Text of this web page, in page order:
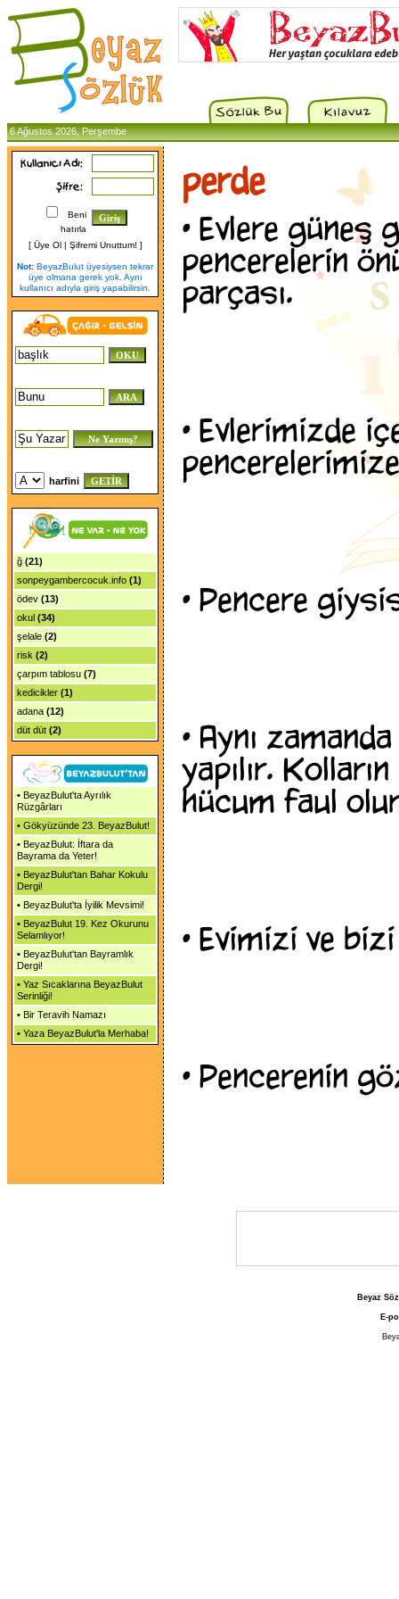
6 Ağustos 2026, Perşembe
Beni
hatırla
[ Üye Ol| Şifremi Unuttum! ]
Not: BeyazBulut üyesiysen tekrar
üye olmana gerek yok. Aynı
kullanıcı adıyla giriş yapabilirsin.
harfini
ğ (21)
sonpeygambercocuk.info (1)
ödev (13)
okul (34)
şelale (2)
risk (2)
çarpım tablosu (7)
kedicikler (1)
adana (12)
düt düt (2)
• BeyazBulut'ta Ayrılık
Rüzgârları
• Gökyüzünde 23. BeyazBulut!
• BeyazBulut: İftara da
Bayrama da Yeter!
• BeyazBulut'tan Bahar Kokulu
Dergi!
• BeyazBulut'ta İyilik Mevsimi!
• BeyazBulut 19. Kez Okurunu
Selamlıyor!
• BeyazBulut'tan Bayramlık
Dergi!
• Yaz Sıcaklarına BeyazBulut
Serinliği!
• Bir Teravih Namazı
• Yaza BeyazBulut'la Merhaba!
perde
•Evlere güneş
pencerelerin
parçası.
•Evlerimizde
•Pencere
•Aynı
yapılır.
hücum faul
•Evimizi ve
•Pencerenin
Beyaz
E-